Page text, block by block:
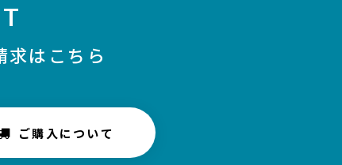
求はこちら
ご購入について